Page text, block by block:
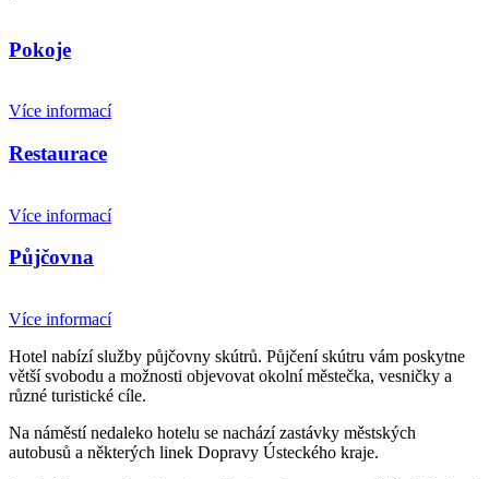
Pokoje
Více informací
Restaurace
Více informací
Půjčovna
Více informací
Hotel nabízí služby půjčovny skútrů. Půjčení skútru vám poskytne
větší svobodu a možnosti objevovat okolní městečka, vesničky a
různé turistické cíle.
Na náměstí nedaleko hotelu se nachází zastávky městských
autobusů a některých linek Dopravy Ústeckého kraje.